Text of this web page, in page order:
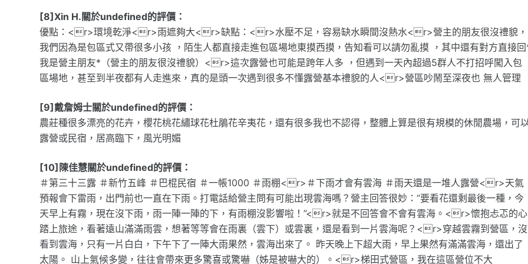
[8]Xin H.關於undefined的評價：
優點：<r>環境乾淨<r>雨遮夠大<r>缺點：<r>水壓不足，容易缺水瞬間沒熱水<r>營主的朋友很沒禮貌，
我們因為是包區式又帶很多小孩 ，陌生人都直接走進包區場地東摸西摸，告知看可以請勿亂摸 ，其中還有對方直接
我是營主朋友*（營主的朋友很沒禮貌）<r>這次露營也可能是跨年人多 ，但遇到一天內超過5群人不打招呼闖入包
區場地，甚至到半夜都有人走進來，真的是頭一次遇到很多不懂露營基本禮貌的人<r>營區吵鬧至深夜也 無人管理
[9]戴詹姆士關於undefined的評價：
農莊種很多漂亮的花卉，櫻花桃花繡球花杜鵑花辛夷花，還有很多我也不認得，整體上算是很有規模的休閒農場，可
露營或民宿，居高臨下，風光明媚
[10]陳佳慧關於undefined的評價：
＃第三十三露 ＃新竹五峰 ＃巴棍民宿 ＃一帳1000 ＃雨棚<r>＃下雨才會有雲海 ＃雨天還是一堆人露營<r>天氣
預報會下雷雨，出門前也一直在下雨。打電話給營主問有可能出現雲海嗎？營主回答很妙：“要看花還剩最後一種，今
天早上有霧，現在沒下雨，雨一陣一陣的下，有雨棚沒影響啦！”<r>就是不回答會不會有雲海。<r>懷抱忐忑的心
踏上旅途，看著遠山滿滿雨雲，想著等等會在雨裏（雲下）或雲裏，還是看到一片雲海呢？<r>穿越雲霧到營區，沒
看到雲海，只有一片白白，下午下了一陣大雨果然，雲海出來了。 昨天晚上下超大雨，早上果然有滿滿雲海，還出了
太陽。 山上氣候多變，往往會帶來更多驚喜或驚嚇（姊是被嚇大的）。<r>梯田式營區，我在這區營位不大